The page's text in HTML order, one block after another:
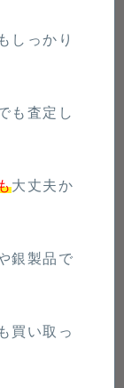
しっかり
も査定し
大丈夫か
銀製品で
買い取っ